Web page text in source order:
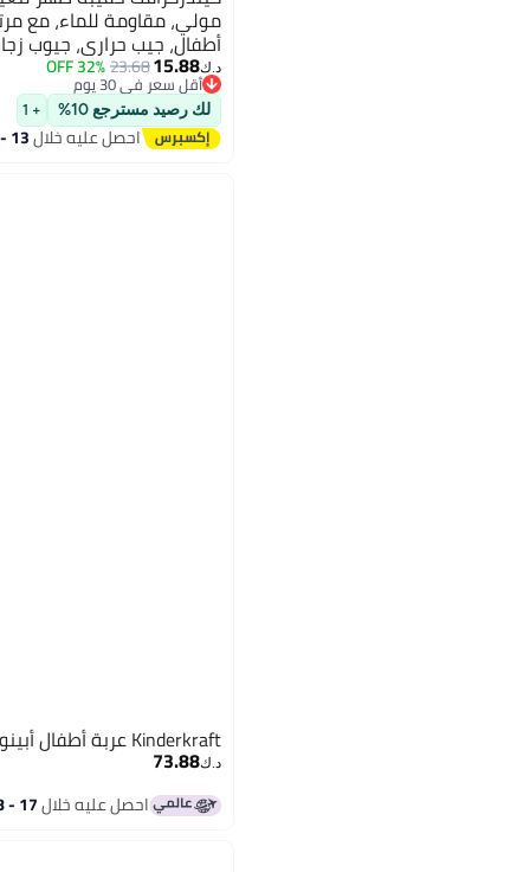
مولي، مقاومة للماء، مع
أطفال، جيب حراري، جيوب
د.ك‏15.88
23.68
32% OFF
أقل سعر في 30 يوم
أقل سعر في 30 يوم
لك رصيد مسترجع 10% + 1
احصل عليه خلال13 - 14 اغسطس
Kinderkraft عربة أطفال أبينو - أسود
د.ك‏73.88
احصل عليه خلال17 - 18 اغسطس